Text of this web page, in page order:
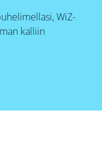
WiZ-
kalliin